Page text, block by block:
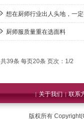
想在厨师行业出人头地，一
厨师服质量重在选面料
共39条 每页20条 页次：1/2
|关于我们 |联系
版权所有